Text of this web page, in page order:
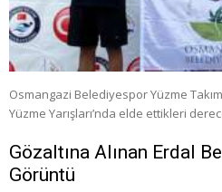
Osmangazi Belediyespor Yüzme
Yüzme Yarışları’nda elde ettikleri
Gözaltına Alınan Erdal
Görüntü